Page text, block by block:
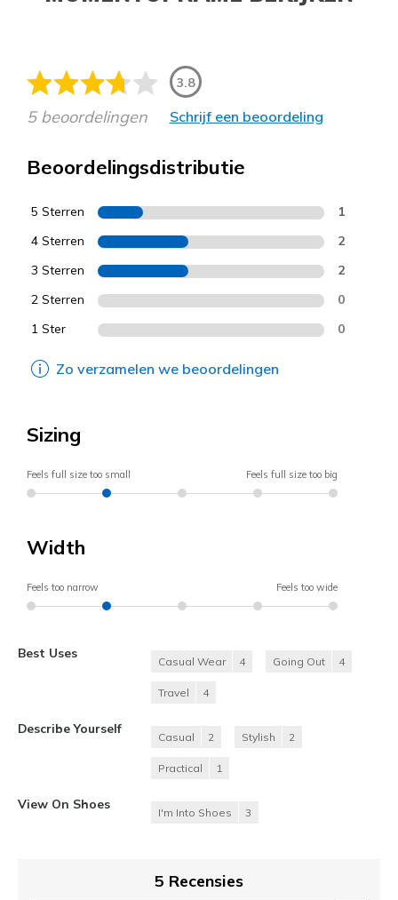
3.8
5 beoordelingen Schrijf een beoordeling
Beoordelingsdistributie
5 Sterren 1
4 Sterren 2
3 Sterren 2
2 Sterren 0
1 Ster 0
Zo verzamelen we beoordelingen
Sizing
Feels full size too small Feels full size too big
Width
Feels too narrow Feels too wide
Best Uses
Casual Wear 4 Going Out 4
Travel 4
Describe Yourself
Casual 2 Stylish 2
Practical 1
View On Shoes
I'm Into Shoes 3
5 Recensies